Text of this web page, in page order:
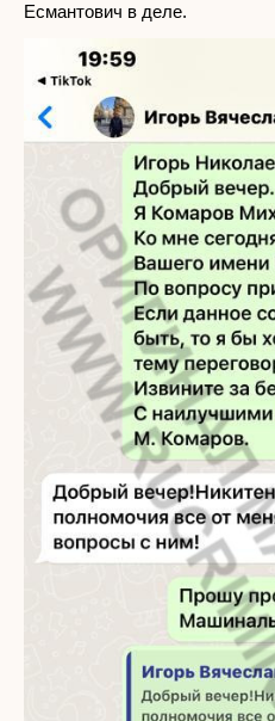
Есмантович в деле.